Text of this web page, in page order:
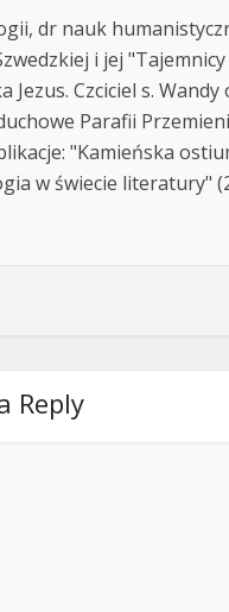
dr nauk
i jej
Czciciel s.
Parafii
"Kamieńska
w świecie literatury"
Reply